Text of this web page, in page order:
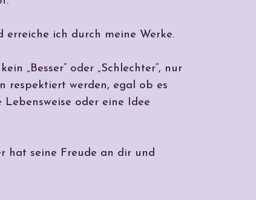
erreiche ich durch meine Werke.
„Besser“ oder „Schlechter“, nur
respektiert werden, egal ob es
oder eine Idee
hat seine Freude an dir und